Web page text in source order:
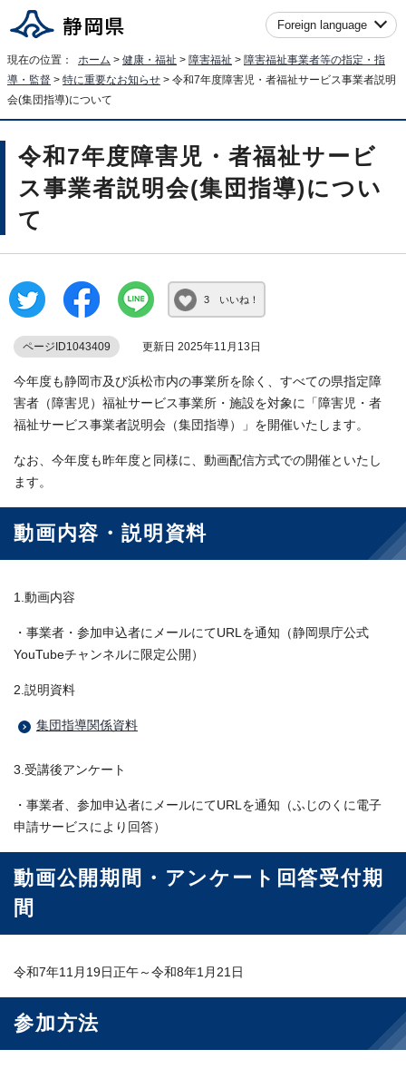
Foreign language
現在の位置： ホーム > 健康・福祉 > 障害福祉 > 障害福祉事業者等の指定・指
導・監督 > 特に重要なお知らせ > 令和7年度障害児・者福祉サービス事業者説明
会(集団指導)について
令和7年度障害児・者福祉サービ
ス事業者説明会(集団指導)につい
て
3 いいね！
ページID1043409 更新日 2025年11月13日
今年度も静岡市及び浜松市内の事業所を除く、すべての県指定障
害者（障害児）福祉サービス事業所・施設を対象に「障害児・者
福祉サービス事業者説明会（集団指導）」を開催いたします。
なお、今年度も昨年度と同様に、動画配信方式での開催といたし
ます。
動画内容・説明資料
1.動画内容
・事業者・参加申込者にメールにてURLを通知（静岡県庁公式
YouTubeチャンネルに限定公開）
2.説明資料
集団指導関係資料
3.受講後アンケート
・事業者、参加申込者にメールにてURLを通知（ふじのくに電子
申請サービスにより回答）
動画公開期間・アンケート回答受付期
間
令和7年11月19日正午～令和8年1月21日
参加方法